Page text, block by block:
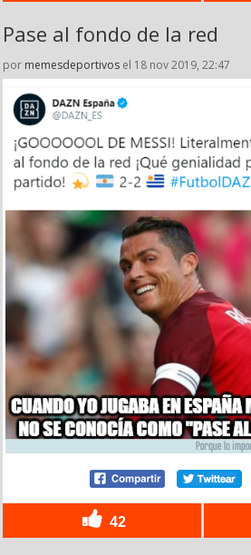
Pase al fondo de la red
por memesdeportivos el 18 nov 2019, 22:47
42